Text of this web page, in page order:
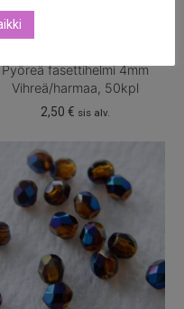
Pyöreä fasettihelmi 4mm
Vihreä/harmaa, 50kpl
2,50 € sis alv.